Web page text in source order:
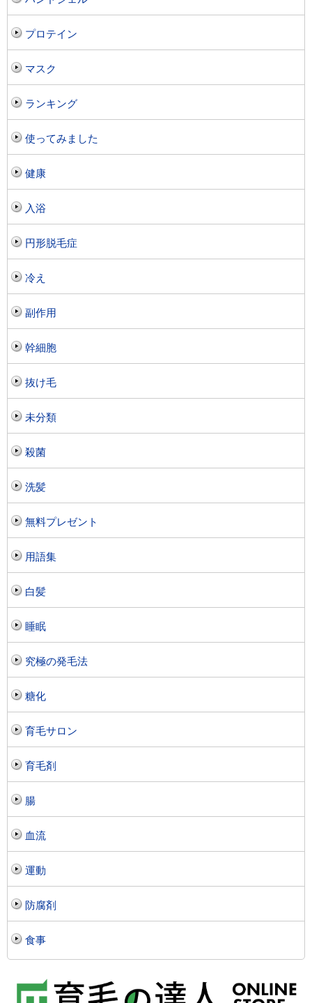
プロテイン
マスク
ランキング
使ってみました
健康
入浴
円形脱毛症
冷え
副作用
幹細胞
抜け毛
未分類
殺菌
洗髪
無料プレゼント
用語集
白髪
睡眠
究極の発毛法
糖化
育毛サロン
育毛剤
腸
血流
運動
防腐剤
食事